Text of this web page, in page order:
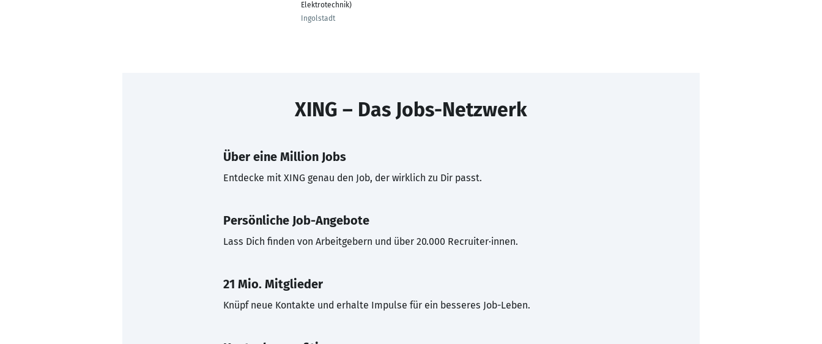
Elektrotechnik)
Ingolstadt
XING – Das Jobs-Netzwerk
Über eine Million Jobs
Entdecke mit XING genau den Job, der wirklich zu Dir passt.
Persönliche Job-Angebote
Lass Dich finden von Arbeitgebern und über 20.000 Recruiter·innen.
21 Mio. Mitglieder
Knüpf neue Kontakte und erhalte Impulse für ein besseres Job-Leben.